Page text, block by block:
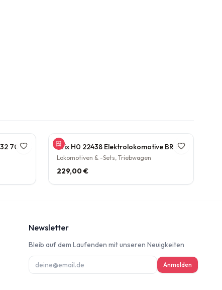
Gützhold 52 Dampflokomotive 32 700 DB Tender Epoche III DC NEM H0 1:87 Trix H0 22438 Elektrolokomotive BR E70 21 NEM Epoche III 1:87
Lokomotiven & -Sets, Triebwagen
229,00 €
Newsletter
Bleib auf dem Laufenden mit unseren Neuigkeiten
Anmelden